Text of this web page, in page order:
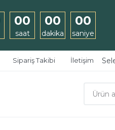
00
saat
00
dakika
00
saniye
Sipariş Takibi İletişim